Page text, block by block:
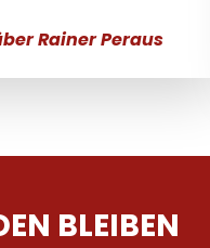
Rainer Peraus
BLEIBEN